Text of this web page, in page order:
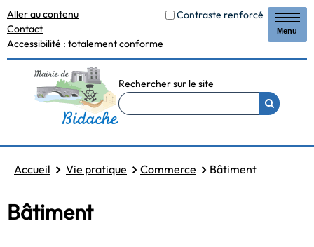
Aller au contenu
Contact
Accessibilité : totalement conforme
Contraste renforcé
Rechercher sur le site
Menu
Accueil Vie pratique Commerce Bâtiment
Bâtiment